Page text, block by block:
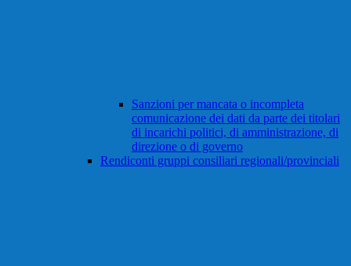
Sanzioni per mancata o incompleta
comunicazione dei dati da parte dei titolari
di incarichi politici, di amministrazione, di
direzione o di governo
Rendiconti gruppi consiliari regionali/provinciali